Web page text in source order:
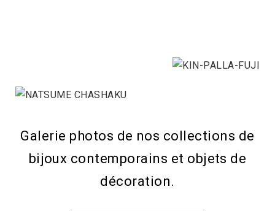
Galerie photos de nos collections de
bijoux contemporains et objets de
décoration.